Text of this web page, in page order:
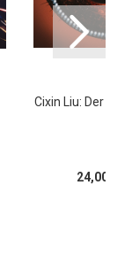
Cixin Liu: Der
24,00